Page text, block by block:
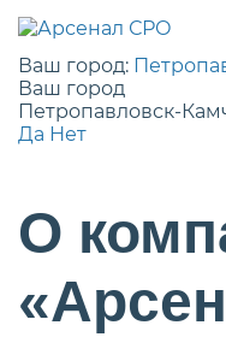
Ваш город:
Ваш город
Петропавловск-
Да Нет
О